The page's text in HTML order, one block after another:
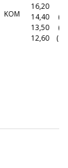
KOM
16,20
14,40
13,50
12,60